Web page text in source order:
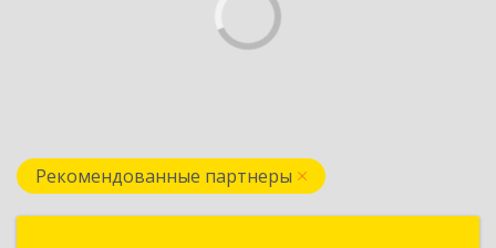
Рекомендованные партнеры